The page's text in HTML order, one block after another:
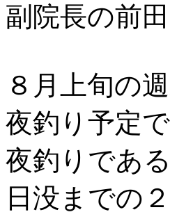
副院長の前田
８月上旬の
夜釣り予定で
夜釣りであ
日没までの